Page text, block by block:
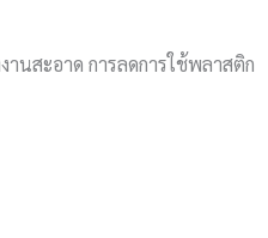
นสะอาด การลดการใช้พลาสติก